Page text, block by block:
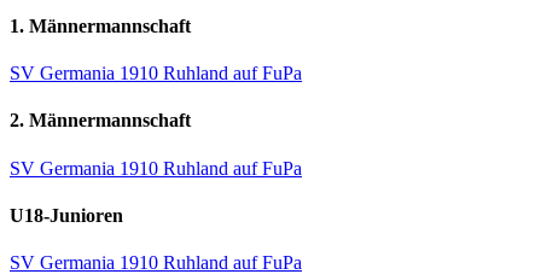
1. Männermannschaft
SV Germania 1910 Ruhland auf FuPa
2. Männermannschaft
SV Germania 1910 Ruhland auf FuPa
U18-Junioren
SV Germania 1910 Ruhland auf FuPa